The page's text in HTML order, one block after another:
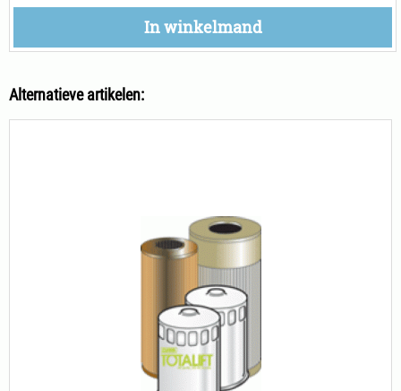
In winkelmand
Alternatieve artikelen: